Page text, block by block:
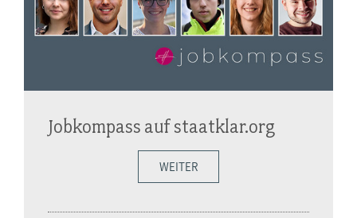
Jobkompass auf staatklar.org
WEITER